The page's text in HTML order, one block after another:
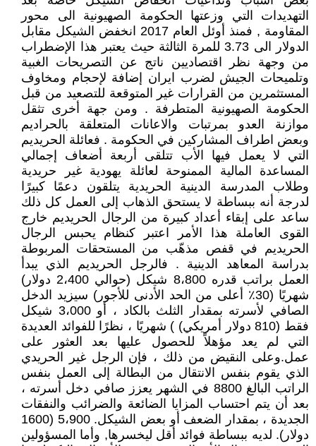
التهديدات التي وزعتها الحكومة الصهيونية الى محور
المقاومة , فمنذ أوئل العام 2017 انخفض الشيكل مقابل
الدولار الى 3.73 للمرة الثالثة حيث يعتبر هذا الإضطراب
من وجهة نظر اقتصاديين ناتج عن التصريحات الغبية
وتلميحات الجيش لضرب ايران إضافة لإحجام ومخاوف
المستثمرين من القرارات غير المتوقعة للتصعيد من قبل
الحكومة الصهيونية المتطرفة . ومن جهة أخرى تثقل
موازنة العدو بمرتبات والاعانات المتعلقة بالحراديم
وبعض اطراف المشاركين في الحكومة . فعائلة الحريديم
التي لا يعمل فيها الأب تتلقى أربعة أضعاف إجمالي
المساعدة المالية الممنوحة لعائلة يهودية غير حريدية
وطلاب المدرسة الدينية الحريدية يتلقون دعمًا كبيرًا
لدرجة أنه ببساطة لا يستحق الذهاب إلى العمل كل ذلك
ساعد على إبقاء أعداد كبيرة من الرجال الحريديم خارج
القوى العاملة هذا الأمر اعتبر كنظام يحبس الرجال
الحريديم في قفص مذهّب من المستحقات المربوطة
بدراسة المعاهد الدينية . فالرجل الحريديم الذي يبدأ
العمل براتب قدره 8،800 شيكل (حوالي 2،400 دولار)
شهريًا (30٪ أعلى من الحد الأدنى للأجور) سيزيد الدخل
الصافي لأسرته بمقدار الثلث بالكاد ، أو 3،000 شيكل
فقط (810 دولار أمريكي) ) شهريًا ، نظرًا للفوائد العديدة
التي لم يعد مؤهلاً للحصول عليها بعد العثور على
عمل.وعلى النقيض من ذلك ، فإن الرجل غير الحريدي
الذي يقوم بنفس الانتقال من البطالة إلى العمل بنفس
الراتب البالغ 8800 في الشهر يعزز صافي دخل أسرته ،
بعد أن يتم احتساب المزايا الضائعة والضرائب والنفقات
الجديدة ، بمقدار الضعف أو بعض الشيكل. 5،900 (1600
دولار). لديه ببساطة فوائد أقل ليخسرها, وأما المسؤولين